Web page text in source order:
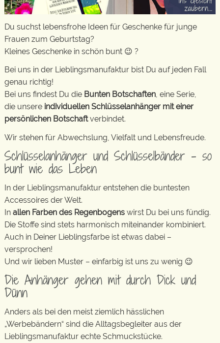
Du suchst lebensfrohe Ideen für Geschenke für junge
Frauen zum Geburtstag?
Kleines Geschenke in schön bunt 😉 ?
Bei uns in der Lieblingsmanufaktur bist Du auf jeden Fall
genau richtig!
Bei uns findest Du die Bunten Botschaften, eine Serie,
die unsere individuellen Schlüsselanhänger mit einer
persönlichen Botschaftverbindet.
Wir stehen für Abwechslung, Vielfalt und Lebensfreude.
Schlüsselanhänger und Schlüsselbänder – so
bunt wie das Leben
In der Lieblingsmanufaktur entstehen die buntesten
Accessoires der Welt.
In allen Farben des Regenbogens wirst Du bei uns fündig.
Die Stoffe sind stets harmonisch miteinander kombiniert.
Auch in Deiner Lieblingsfarbe ist etwas dabei –
versprochen!
Und wir lieben Muster – einfarbig ist uns zu wenig 😉
Die Anhänger gehen mit durch Dick und
Dünn
Anders als bei den meist ziemlich hässlichen
„Werbebändern“ sind die Alltagsbegleiter aus der
Lieblingsmanufaktur echte Schmuckstücke.